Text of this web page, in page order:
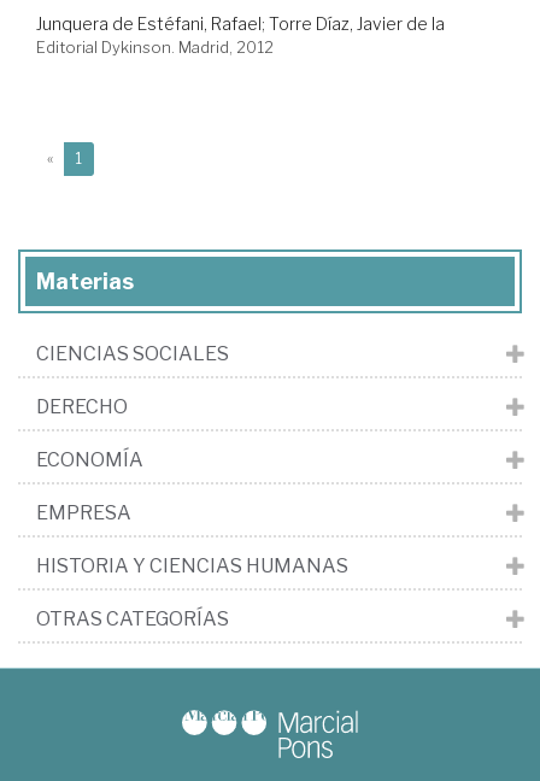
Junquera de Estéfani, Rafael; Torre Díaz, Javier de la
Editorial Dykinson. Madrid, 2012
« 1
Materias
CIENCIAS SOCIALES
DERECHO
ECONOMÍA
EMPRESA
HISTORIA Y CIENCIAS HUMANAS
OTRAS CATEGORÍAS